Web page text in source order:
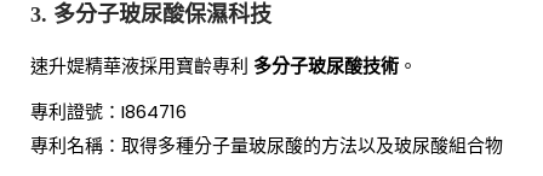
3. 多分子玻尿酸保濕科技
速升媞精華液採用寶齡專利 多分子玻尿酸技術 。
專利證號：I864716
專利名稱：取得多種分子量玻尿酸的方法以及玻尿酸組合物